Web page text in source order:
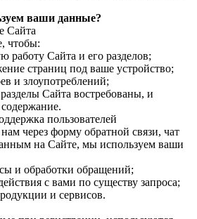
ваши данные?
Сайта
чтобы:
работу Сайта и его разделов;
страниц под ваше устройство;
и злоупотреблений;
Сайта востребованы, и
пользователей
через форму обратной связи, чат
на Сайте, мы используем ваши
и обработки обращений;
с вами по существу запроса;
и сервисов.